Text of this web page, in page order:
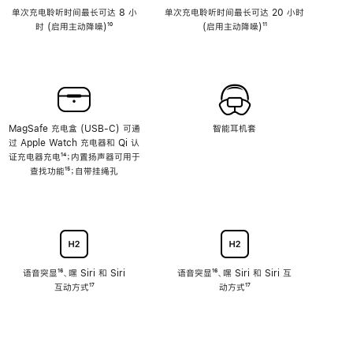
单次充电聆听时间最长可达 8 小
时 (启用主动降噪)脚
¹⁰
MagSafe 充电盒 (USB-C) 可通
过 Apple Watch 充电器和 Qi 认
证充电器充电脚
注
¹⁴；内置扬声器可用于
查找功能脚
¹⁵；自带挂绳孔
语音突显脚
注
¹⁶、嘿 Siri 和 Siri
互动方式脚
¹⁷
单次充电聆听时间最长可达 20 小时
(启用主动降噪)脚
¹¹
智能耳机套
语音突显脚
注
¹⁶、嘿 Siri 和 Siri 互
动方式脚
¹⁷